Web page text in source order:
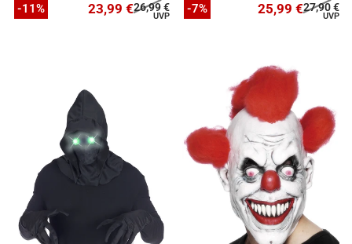
23,99 €26,99 €
-11% 25,99 €27,90 €
-7%